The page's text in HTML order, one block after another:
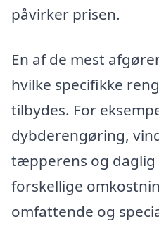
påvirker prisen.
En af de mest
hvilke specifikke
tilbydes. For
dybderengøring,
tæpperens og
forskellige
omfattende og